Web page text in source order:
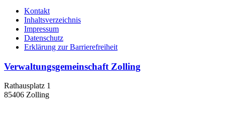
Kontakt
Inhaltsverzeichnis
Impressum
Datenschutz
Erklärung zur Barrierefreiheit
Verwaltungsgemeinschaft Zolling
Rathausplatz 1
85406 Zolling